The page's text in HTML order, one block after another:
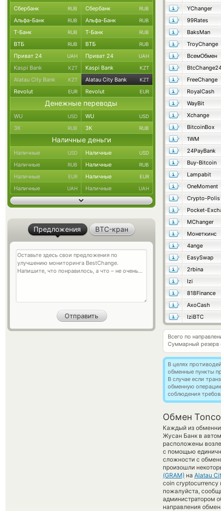
YChanger
99Rates
BaksMan
TroyChange
ВсемОбмен
FreeChange
RoyalCash
WayBit
Xchange
BitcoinBox
1WM
24PayBank
Buy-Bitcoin
Lampabit
OneMoment
Crypto-Polis
MChanger
Монеткинс
4ange
EasySwap
2rbina
Izi
818Finance
AxoCash
IziBTC
Всего по
Суммарный резерв
В целях
обменные пункты
В случае если
обменную
соблюдения
Обмен
Каждый из
Жусан Банк в
расположены
с помощью
сложности с
произошли
(GRAM) на Alatau
coin cryptocurrency
пожалуйста,
администратором
направления
Сбербанк RUB Сбербанк RUB
Альфа-Банк RUB Альфа-Банк RUB
Т-Банк RUB Т-Банк RUB
ВТБ RUB ВТБ RUB
Приват 24 UAH Приват 24 UAH
Kaspi Bank KZT Kaspi Bank KZT
Alatau City Bank KZT Alatau City Bank KZT
Revolut EUR Revolut EUR
Денежные переводы
WU USD WU USD
ЗК RUB ЗК RUB
Наличные деньги
Наличные USD Наличные USD
Наличные RUB Наличные RUB
Наличные EUR Наличные EUR
Наличные UAH Наличные UAH
Предложения BTC-кран